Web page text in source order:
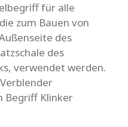
für alle
zum Bauen von
des
des
verwendet werden.
Begriff Klinker